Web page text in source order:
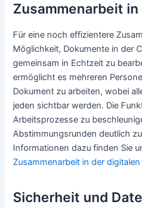
Zusammenarbeit
Für eine noch effizientere
Möglichkeit, Dokumente in der
gemeinsam in Echtzeit zu
ermöglicht es mehreren
Dokument zu arbeiten, wobei
jeden sichtbar werden. Die
Arbeitsprozesse zu
Abstimmungsrunden deutlich
Informationen dazu finden Sie
Zusammenarbeit in der
Sicherheit und